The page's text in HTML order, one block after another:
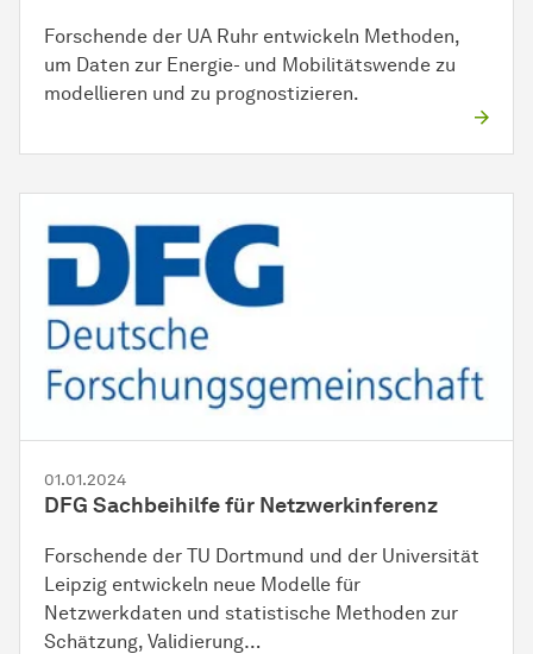
Forschende der UA Ruhr entwickeln Methoden,
um Daten zur Energie- und Mobilitätswende zu
modellieren und zu prognostizieren.
01.01.2024
DFG Sachbeihilfe für Netzwerkinferenz
Forschende der TU Dortmund und der Universität
Leipzig entwickeln neue Modelle für
Netzwerkdaten und statistische Methoden zur
Schätzung, Validierung…